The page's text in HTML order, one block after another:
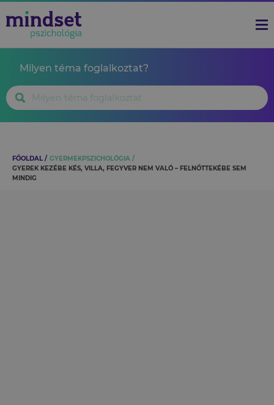
Milyen téma foglalkoztat?
FŐOLDAL
GYERMEKPSZICHOLÓGIA
GYEREK KEZÉBE KÉS, VILLA, FEGYVER NEM VALÓ – FELNŐTTEKÉBE SEM
MINDIG